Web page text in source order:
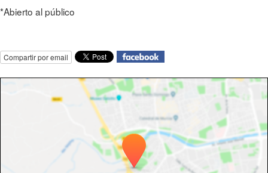
*Abierto al público
Compartir por email